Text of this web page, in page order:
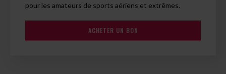
pour les amateurs de sports aériens et extrêmes.
ACHETER UN BON